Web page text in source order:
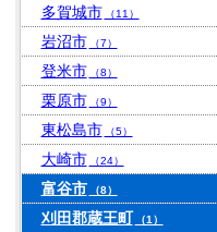
多賀城市 （11）
岩沼市 （7）
登米市 （8）
栗原市 （9）
東松島市 （5）
大崎市 （24）
富谷市 （8）
刈田郡蔵王町 （1）